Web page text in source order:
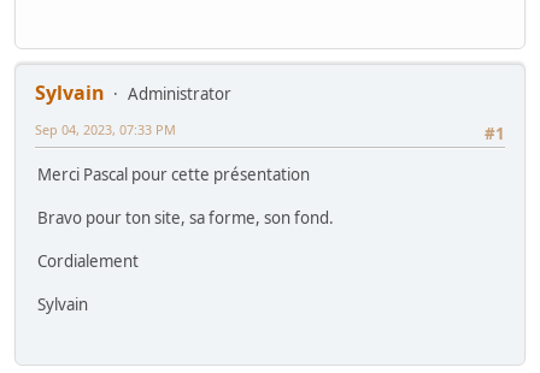
Sylvain
Administrator
#1
Sep 04, 2023, 07:33 PM
Merci Pascal pour cette présentation
Bravo pour ton site, sa forme, son fond.
Cordialement
Sylvain